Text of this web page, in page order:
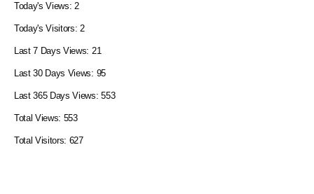
Today's Views:2
Today's Visitors:2
Last 7 Days Views: 21
Last 30 Days Views: 95
Last 365 Days Views:553
Total Views: 553
Total Visitors: 627